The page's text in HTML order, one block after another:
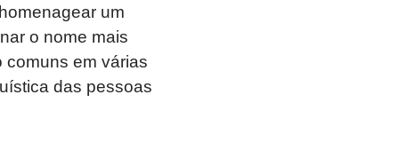
um
o nome mais
comuns em várias
das pessoas